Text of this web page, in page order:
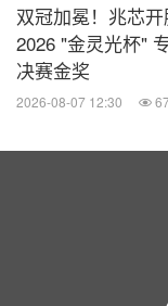
双冠加冕！兆芯开
2026 "金灵光杯"
决赛金奖
2026-08-07 12:30